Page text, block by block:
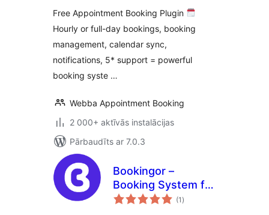
Calendar
Free Appointment Booking Plugin
Hourly or full-day bookings, booking
management, calendar sync,
notifications, 5* support = powerful
booking syste …
Webba Appointment Booking
2 000+ aktīvās instalācijas
Pārbaudīts ar 7.0.3
Bookingor –
Booking System for
Appointment
(1 vērtējumu
kopsumma
)